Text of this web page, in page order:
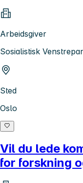
Arbeidsgiver
Sosialistisk
Sted
Oslo
Vil du lede
for forskning